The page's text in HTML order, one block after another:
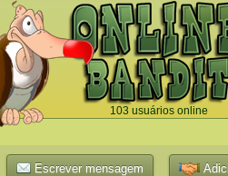
103 usuários online
Escrever mensagem